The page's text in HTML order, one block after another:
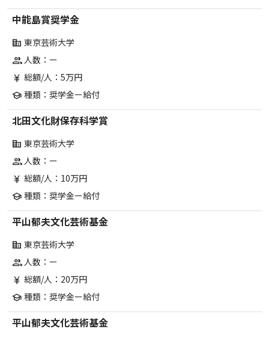
中能島賞奨学金
corporate_fare 東京芸術大学
group人数：ー
currency_yen 総額/人：5万円
school 種類：奨学金ー給付
北田文化財保存科学賞
corporate_fare 東京芸術大学
group人数：ー
currency_yen 総額/人：10万円
school 種類：奨学金ー給付
平山郁夫文化芸術基金
corporate_fare 東京芸術大学
group人数：ー
currency_yen 総額/人：20万円
school 種類：奨学金ー給付
平山郁夫文化芸術基金